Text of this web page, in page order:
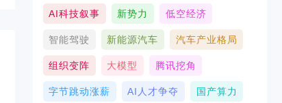
AI科技叙事 新势力 低空经济
智能驾驶 新能源汽车 汽车产业格局
组织变阵 大模型 腾讯挖角
字节跳动涨薪 AI人才争夺 国产算力